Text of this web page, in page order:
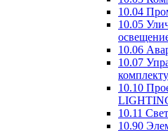
10.04
10.05
10.06
10.07
10.10
10.11
10.90